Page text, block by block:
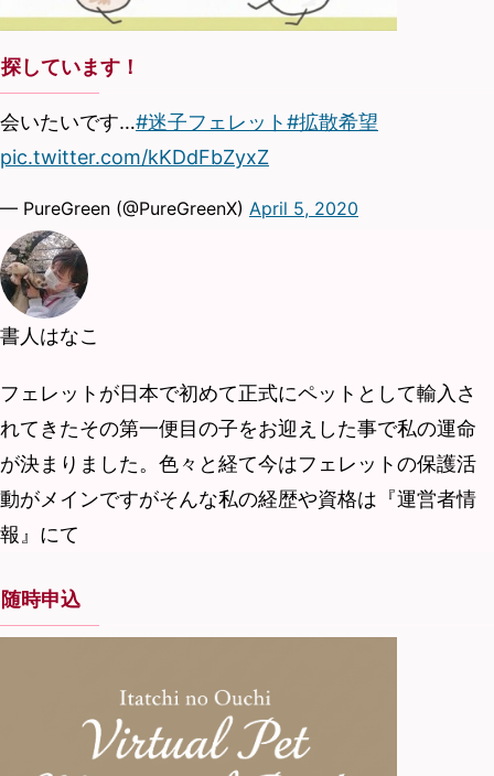
探しています！
会いたいです…#迷子フェレット#拡散希望
pic.twitter.com/kKDdFbZyxZ
— PureGreen (@PureGreenX) April 5, 2020
書人はなこ
フェレットが日本で初めて正式にペットとして輸入さ
れてきたその第一便目の子をお迎えした事で私の運命
が決まりました。色々と経て今はフェレットの保護活
動がメインですがそんな私の経歴や資格は『運営者情
報』にて
随時申込